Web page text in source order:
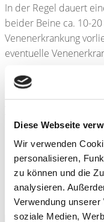
Diese Webseite
Wir verwenden
personalisieren,
zu können und die
analysieren.
Verwendung
soziale Medien,
In der Regel dauert
beider Beine ca. 10-
Venenerkrankung
eventuelle
WEITERE BEITRÄGE
denen eine
menschliche
ist die Meinung des
hat...